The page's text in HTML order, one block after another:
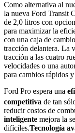
Como alternativa al
la nueva Ford Transit
de 2,0 litros con
para maximizar la
con una caja de
tracción delantera. La
tracción a las cuatro
velocidades o una
para cambios rápidos
Ford Pro espera una
competitiva de tan
reducir costos de
inteligente mejora la
difíciles.Tecnología